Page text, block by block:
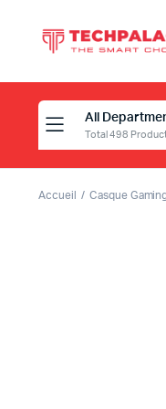
All
Total 498
Accueil Casque